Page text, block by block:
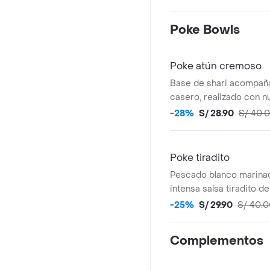
Poke Bowls
Poke atún cremoso
Base de shari
casero, realizado con
especial de salsa New
nuestra clásica salsa de
tostado. Foto
-28% S/ 28.90 S/
Poke tiradito
Pescado blanco
intensa salsa tiradito
acompañado de palta
ese inconfundible
-25% S/ 29.90 S/
Complementos